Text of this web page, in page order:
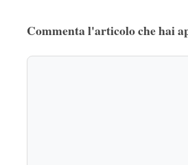
Commenta l'articolo che hai